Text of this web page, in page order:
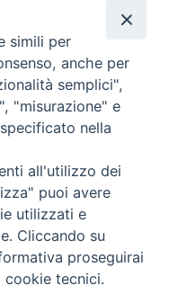
diritti riservati - Vita
Torna
simili per
anche per
semplici",
"misurazione" e
nella
all'utilizzo dei
puoi avere
utilizzati e
Cliccando su
proseguirai
cookie tecnici.